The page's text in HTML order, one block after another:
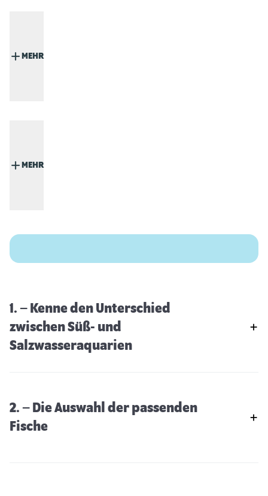
MEHR
MEHR
1. – Kenne den Unterschied
zwischen Süß- und
Salzwasseraquarien
2. – Die Auswahl der passenden
Fische